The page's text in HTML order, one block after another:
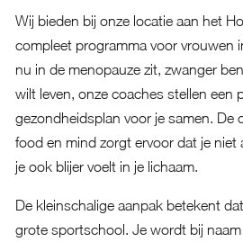
Wij bieden bij onze locatie aan het
compleet programma voor vrouwen
nu in de menopauze zit, zwanger
wilt leven, onze coaches stellen een
gezondheidsplan voor je samen. De
food en mind zorgt ervoor dat je niet
je ook blijer voelt in je lichaam.
De kleinschalige aanpak betekent
grote sportschool. Je wordt bij